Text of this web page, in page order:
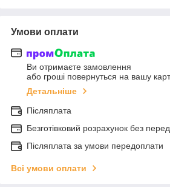
Умови оплати
Ви отримаєте замовлення
або гроші повернуться на вашу
Детальніше
Післяплата
Безготівковий розрахунок без
Післяплата за умови передоплати
Всі умови оплати